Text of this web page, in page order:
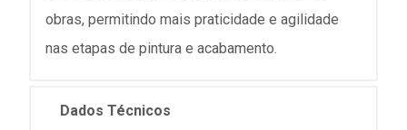
obras, permitindo mais praticidade e agilidade
nas etapas de pintura e acabamento.
Dados Técnicos